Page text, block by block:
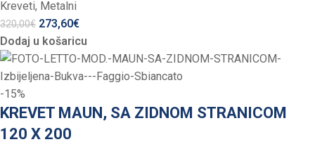
Kreveti, Metalni
320,00€ 273,60€
Dodaj u košaricu
-15%
KREVET MAUN, SA ZIDNOM STRANICOM
120 X 200